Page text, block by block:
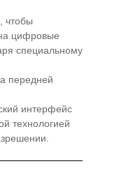
чтобы
цифровые
специальному
передней
интерфейс
технологией